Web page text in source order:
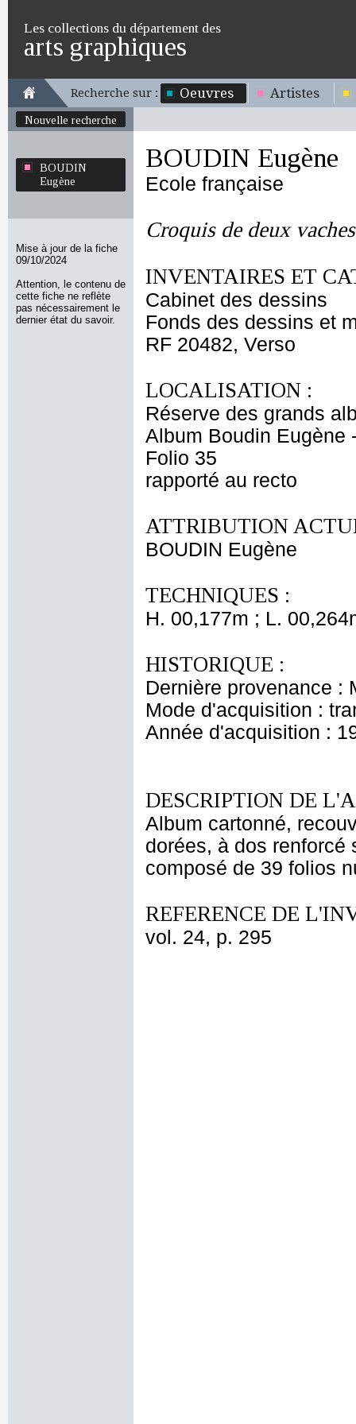
Les collections du département des
arts graphiques
Recherche sur : Oeuvres Artistes
Nouvelle recherche
BOUDIN
Eugène
Mise à jour de la fiche
09/10/2024
Attention, le contenu de
cette fiche ne reflète
pas nécessairement le
dernier état du savoir.
BOUDIN Eugène
Ecole française
Croquis de deux vaches
INVENTAIRES ET
Cabinet des dessins
Fonds des dessins et
RF 20482, Verso
LOCALISATION :
Réserve des grands
Album Boudin Eugène
Folio 35
rapporté au recto
ATTRIBUTION
BOUDIN Eugène
TECHNIQUES :
H. 00,177m ; L.
HISTORIQUE :
Dernière provenance :
Mode d'acquisition :
Année d'acquisition :
DESCRIPTION DE
Album cartonné,
dorées, à dos renforcé
composé de 39 folios
REFERENCE DE
vol. 24, p. 295